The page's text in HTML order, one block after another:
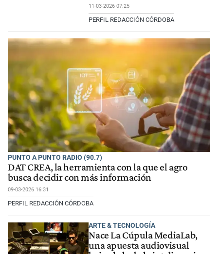
11-03-2026 07:25
PERFIL REDACCIÓN CÓRDOBA
PUNTO A PUNTO RADIO (90.7)
DAT CREA, la herramienta con la que el agro
busca decidir con más información
09-03-2026 16:31
PERFIL REDACCIÓN CÓRDOBA
ARTE & TECNOLOGÍA
Nace La Cúpula MediaLab,
una apuesta audiovisual